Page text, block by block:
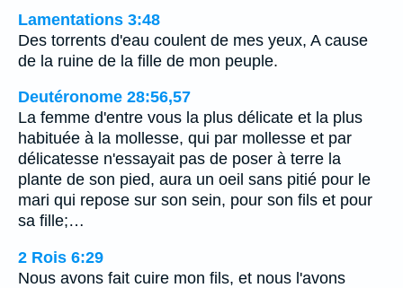
Lamentations 3:48
Des torrents d'eau coulent de mes yeux, A cause
de la ruine de la fille de mon peuple.
Deutéronome 28:56,57
La femme d'entre vous la plus délicate et la plus
habituée à la mollesse, qui par mollesse et par
délicatesse n'essayait pas de poser à terre la
plante de son pied, aura un oeil sans pitié pour le
mari qui repose sur son sein, pour son fils et pour
sa fille;…
2 Rois 6:29
Nous avons fait cuire mon fils, et nous l'avons